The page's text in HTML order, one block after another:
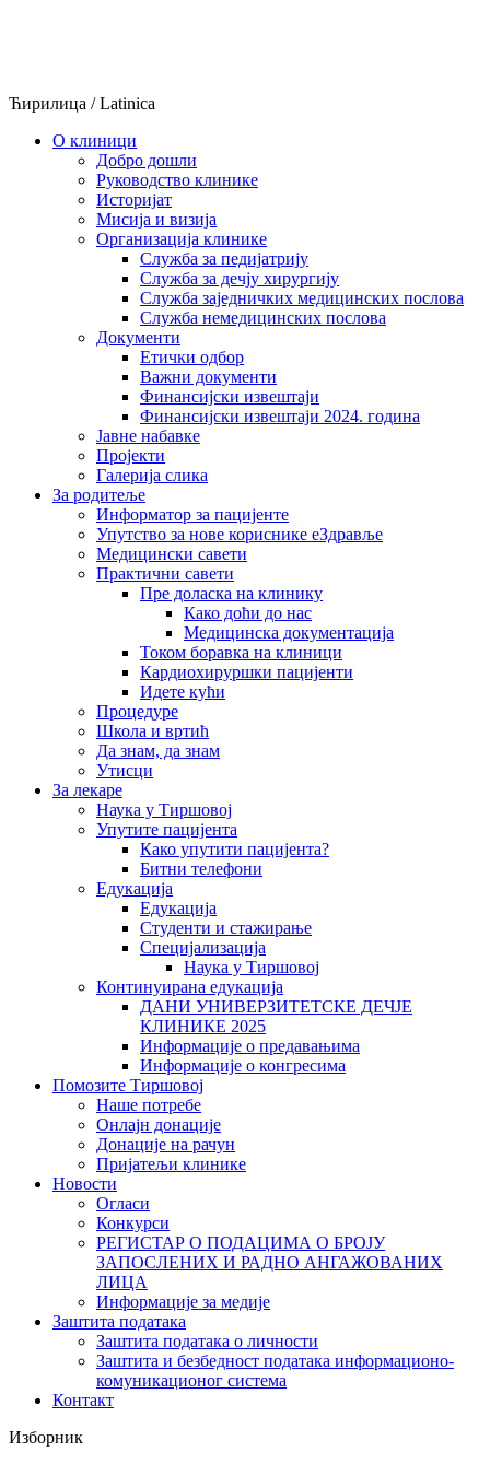
Ћирилица /Latinica
О клиници
Добро дошли
Руководство клинике
Историјат
Мисија и визија
Организација клинике
Служба за педијатрију
Служба за дечју хирургију
Служба заједничких медицинских послова
Служба немедицинских послова
Документи
Етички одбор
Важни документи
Финансијски извештаји
Финансијски извештаји 2024. година
Јавне набавке
Пројекти
Галерија слика
За родитеље
Информатор за пацијенте
Упутство за нове кориснике еЗдравље
Медицински савети
Практични савети
Пре доласка на клинику
Како доћи до нас
Медицинска документација
Током боравка на клиници
Кардиохируршки пацијенти
Идете кући
Процедуре
Школа и вртић
Да знам, да знам
Утисци
За лекаре
Наука у Тиршовој
Упутите пацијента
Како упутити пацијента?
Битни телефони
Едукација
Едукација
Студенти и стажирање
Специјализација
Наука у Тиршовој
Континуирана едукација
ДАНИ УНИВЕРЗИТЕТСКЕ ДЕЧЈЕ
КЛИНИКЕ 2025
Информације о предавањима
Информације о конгресима
Помозите Тиршовој
Наше потребе
Онлајн донације
Донације на рачун
Пријатељи клинике
Новости
Огласи
Конкурси
РЕГИСТАР О ПОДАЦИМА О БРОЈУ
ЗАПОСЛЕНИХ И РАДНО АНГАЖОВАНИХ
ЛИЦА
Информације за медије
Заштита података
Заштита података о личности
Заштита и безбедност података информационо-
комуникационог система
Контакт
Изборник